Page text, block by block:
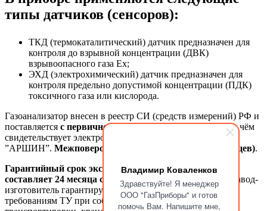
Владимир Коваленков
Здравствуйте! Я менеджер
ООО "ГазПриборы" и готов
помочь Вам. Напишите мне,
типы датчиков (сенсоров):
ТКД (термокаталитический) датчик предназначен для
контроля до взрывной концентрации (ДВК)
взрывоопасного газа Ex;
ЭХД (электрохимический) датчик предназначен для
контроля предельно допустимой концентрации (ПДК)
токсичного газа или кислорода.
Газоанализатор внесен в реестр СИ (средств измерений) РФ и
поставляется с первичной государственной поверкойо чём
свидетельствует электронная запись в базе ФГИС
”АРШИН”. Межповерочный интервал - 1 год (12 месяцев).
Гарантийный срок эксплуатации газоанализатора
составляет 24 месяца со дня отгрузки Потребителю
. Завод-
изготовитель гарантирует соответствие газоанализатора
требованиям ТУ при соблюдении потребителем условий